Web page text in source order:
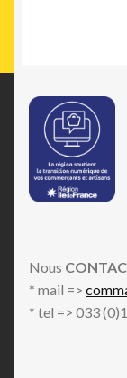
Nous
* mail =>
* tel => 033